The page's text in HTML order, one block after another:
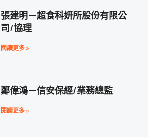
張建明－超食科妍所股份有限公
司/協理
閱讀更多 »
鄭偉鴻－信安保經/業務總監
閱讀更多 »